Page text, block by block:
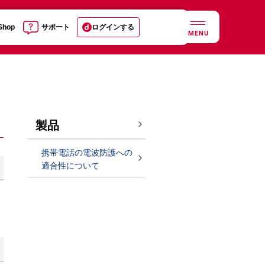
サポート ログインする
MENU
製品
携帯電話の電波防護への
適合性について